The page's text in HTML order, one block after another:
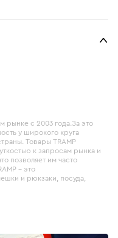
рынке с 2003 года.За это
у широкого круга
Товары TRAMP
к запросам рынка и
позволяет им часто
– это
и рюкзаки, посуда,